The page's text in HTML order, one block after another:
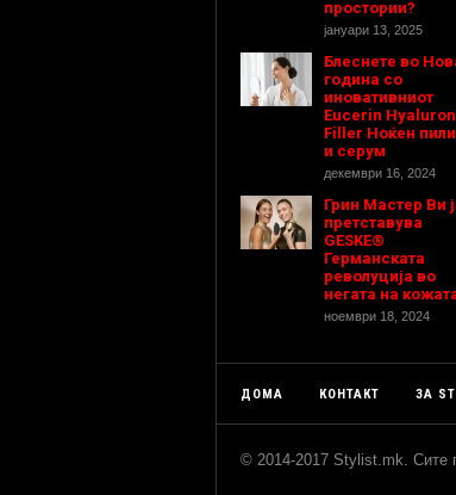
простории?
јануари 13, 2025
Блеснете во
година со
иновативниот
Eucerin
Filler Ноќен
и серум
декември 16, 2024
Грин Мастер Ви
претставува
GESKE®
Германската
револуција во
негата на
ноември 18, 2024
ДОМА КОНТАКТ ЗА
© 2014-2017 Stylist.mk. Сите